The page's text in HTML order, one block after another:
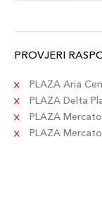
PROVJERI
PLAZA Aria
PLAZA Delta
PLAZA
PLAZA